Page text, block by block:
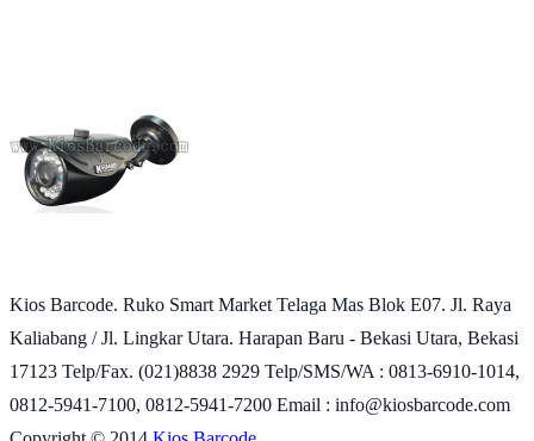
Kios Barcode. Ruko Smart Market Telaga Mas Blok E07. Jl. Raya
Kaliabang / Jl. Lingkar Utara. Harapan Baru - Bekasi Utara, Bekasi
17123 Telp/Fax. (021)8838 2929 Telp/SMS/WA : 0813-6910-1014,
0812-5941-7100, 0812-5941-7200 Email : info@kiosbarcode.com